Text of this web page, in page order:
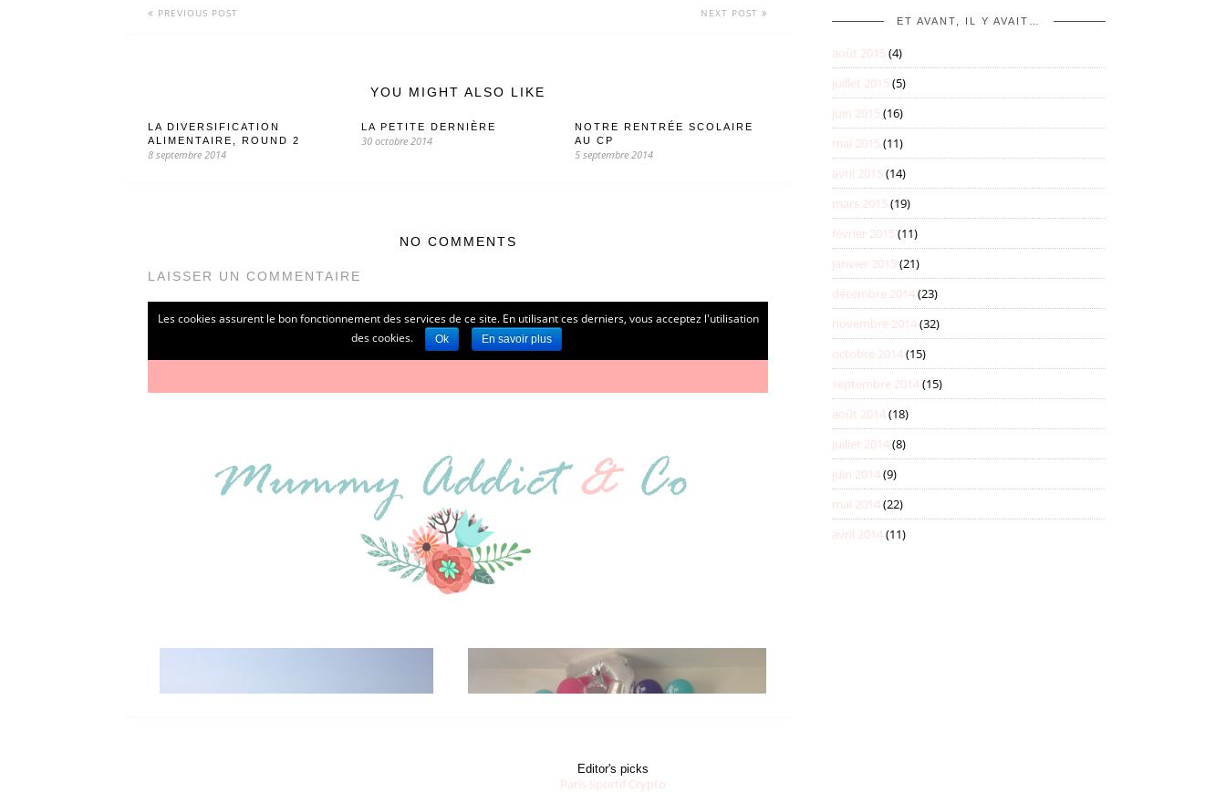
PREVIOUS POST NEXT POST
YOU MIGHT ALSO LIKE
LA DIVERSIFICATION
ALIMENTAIRE, ROUND 2
8 septembre 2014
LA PETITE DERNIÈRE
30 octobre 2014
NOTRE RENTRÉE SCOLAIRE
AU CP
5 septembre 2014
NO COMMENTS
LAISSER UN COMMENTAIRE
ET AVANT, IL Y AVAIT…
août 2015 (4)
juillet 2015 (5)
juin 2015 (16)
mai 2015 (11)
avril 2015 (14)
mars 2015 (19)
février 2015 (11)
janvier 2015 (21)
décembre 2014(23)
novembre 2014(32)
octobre 2014(15)
septembre 2014(15)
août 2014(18)
juillet 2014(8)
juin 2014(9)
mai 2014(22)
avril 2014(11)
Editor's picks
Paris Sportif Crypto